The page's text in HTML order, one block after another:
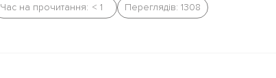
Час на прочитання: < 1 Переглядів: 1308